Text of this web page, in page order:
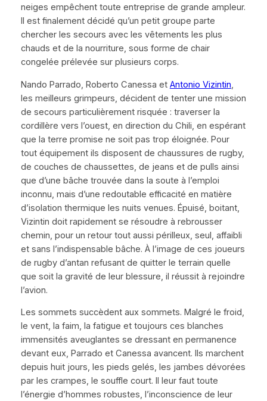
neiges empêchent toute entreprise de grande ampleur.
Il est finalement décidé qu’un petit groupe parte
chercher les secours avec les vêtements les plus
chauds et de la nourriture, sous forme de chair
congelée prélevée sur plusieurs corps.
Nando Parrado, Roberto Canessa et Antonio Vizintin,
les meilleurs grimpeurs, décident de tenter une mission
de secours particulièrement risquée : traverser la
cordillère vers l’ouest, en direction du Chili, en espérant
que la terre promise ne soit pas trop éloignée. Pour
tout équipement ils disposent de chaussures de rugby,
de couches de chaussettes, de jeans et de pulls ainsi
que d’une bâche trouvée dans la soute à l’emploi
inconnu, mais d’une redoutable efficacité en matière
d’isolation thermique les nuits venues. Épuisé, boitant,
Vizintin doit rapidement se résoudre à rebrousser
chemin, pour un retour tout aussi périlleux, seul, affaibli
et sans l’indispensable bâche. À l’image de ces joueurs
de rugby d’antan refusant de quitter le terrain quelle
que soit la gravité de leur blessure, il réussit à rejoindre
l’avion.
Les sommets succèdent aux sommets. Malgré le froid,
le vent, la faim, la fatigue et toujours ces blanches
immensités aveuglantes se dressant en permanence
devant eux, Parrado et Canessa avancent. Ils marchent
depuis huit jours, les pieds gelés, les jambes dévorées
par les crampes, le souffle court. Il leur faut toute
l’énergie d’hommes robustes, l’inconscience de leur